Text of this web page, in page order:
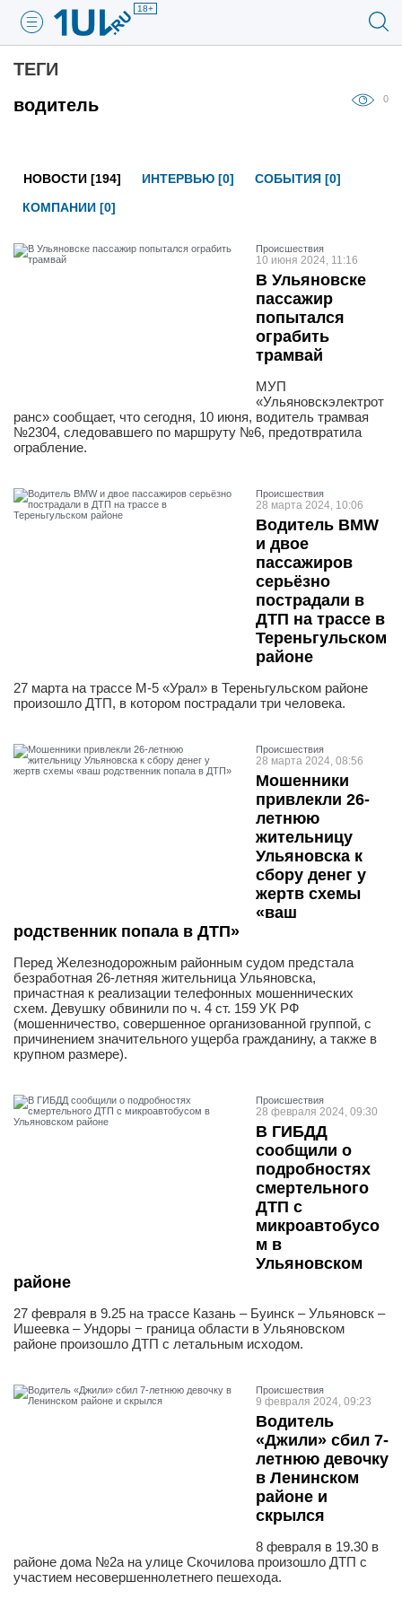
18+
ТЕГИ
водитель
0
НОВОСТИ [194] ИНТЕРВЬЮ [0]
СОБЫТИЯ [0]
КОМПАНИИ [0]
Проиcшествия
10 июня 2024, 11:16
В Ульяновске
пассажир
попытался
ограбить
трамвай
МУП
«Ульяновскэлектрот
ранс» сообщает, что сегодня, 10 июня, водитель трамвая
№2304, следовавшего по маршруту №6, предотвратила
ограбление.
Проиcшествия
28 марта 2024, 10:06
Водитель BMW
и двое
пассажиров
серьёзно
пострадали в
ДТП на трассе в
Тереньгульском
районе
27 марта на трассе М-5 «Урал» в Тереньгульском районе
произошло ДТП, в котором пострадали три человека.
Проиcшествия
28 марта 2024, 08:56
Мошенники
привлекли 26-
летнюю
жительницу
Ульяновска к
сбору денег у
жертв схемы
«ваш
родственник попала в ДТП»
Перед Железнодорожным районным судом предстала
безработная 26-летняя жительница Ульяновска,
причастная к реализации телефонных мошеннических
схем. Девушку обвинили по ч. 4 ст. 159 УК РФ
(мошенничество, совершенное организованной группой, с
причинением значительного ущерба гражданину, а также в
крупном размере).
Проиcшествия
28 февраля 2024, 09:30
В ГИБДД
сообщили о
подробностях
смертельного
ДТП с
микроавтобусо
м в
Ульяновском
районе
27 февраля в 9.25 на трассе Казань – Буинск – Ульяновск –
Ишеевка – Ундоры − граница области в Ульяновском
районе произошло ДТП с летальным исходом.
Проиcшествия
9 февраля 2024, 09:23
Водитель
«Джили» сбил 7-
летнюю девочку
в Ленинском
районе и
скрылся
8 февраля в 19.30 в
районе дома №2а на улице Скочилова произошло ДТП с
участием несовершеннолетнего пешехода.